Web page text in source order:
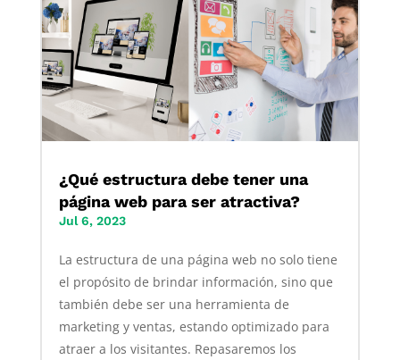
¿Qué estructura debe tener una
página web para ser atractiva?
Jul 6, 2023
La estructura de una página web no solo tiene
el propósito de brindar información, sino que
también debe ser una herramienta de
marketing y ventas, estando optimizado para
atraer a los visitantes. Repasaremos los